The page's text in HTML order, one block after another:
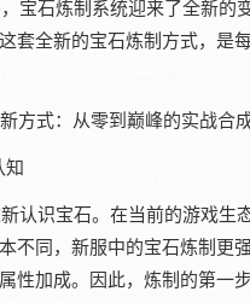
宝石炼制系统迎来了全新
套全新的宝石炼制方式，是
知
认识宝石。在当前的游戏
不同，新服中的宝石炼制更
性加成。因此，炼制的第